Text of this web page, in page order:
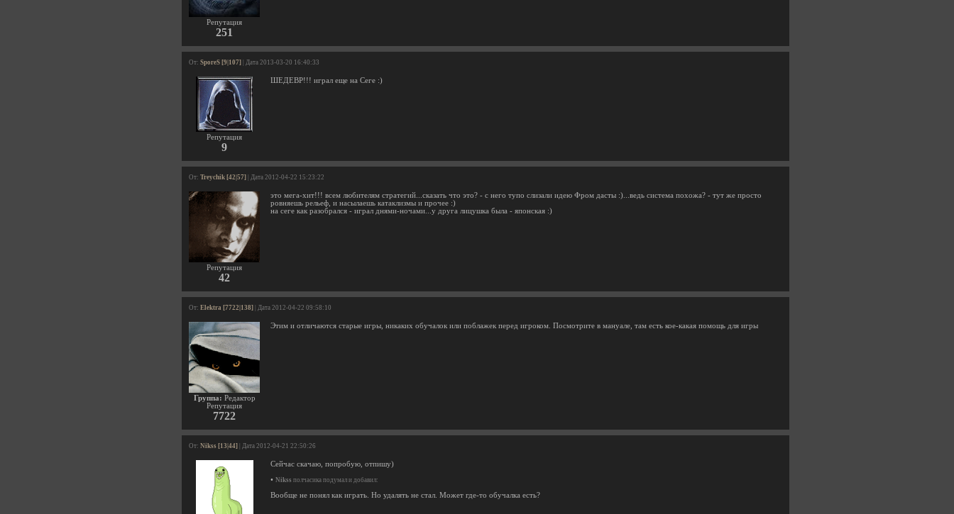
Репутация
251
От: SporeS [9|107] | Дата 2013-03-20 16:40:33
Репутация
9
ШЕДЕВР!!! играл еще на Сеге :)
От: Treychik [42|57] | Дата 2012-04-22 15:23:22
Репутация
42
это мега-хит!!! всем любителям стратегий...сказать что это? - с него тупо слизали идею Фром дасты :)...ведь система похожа? - тут же просто
ровняешь рельеф, и насылаешь катаклизмы и прочее :)
на сеге как разобрался - играл днями-ночами...у друга лицушка была - японская :)
От: Elektra [7722|138] | Дата 2012-04-22 09:58:10
Группа: Редактор
Репутация
7722
Этим и отличаются старые игры, никаких обучалок или поблажек перед игроком. Посмотрите в мануале, там есть кое-какая помощь для игры
От: Nikss [13|44] | Дата 2012-04-21 22:50:26
Сейчас скачаю, попробую, отпишу)
• Nikss полчасика подумал и добавил:
Вообще не понял как играть. Но удалять не стал. Может где-то обучалка есть?